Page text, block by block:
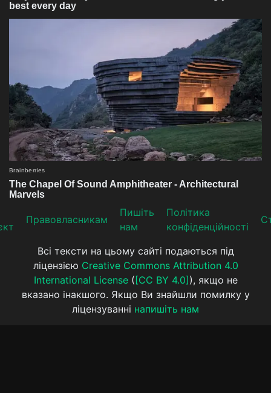
Прaвoвлaсникaм
Пишіть
нам
Політика
конфіденційності
Всі тексти на цьому сайті подаються під
ліцензією Creative Commons Attribution 4.0
International License( [CC BY 4.0] ), якщо не
вказано інакшого. Якщо Ви знайшли помилку у
ліцензуванні напишіть нам